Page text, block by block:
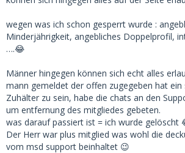
und hat danach bewiesen, dass sie zu
wurde?
wegen was ich schon gesperrt wurde :
Minderjährigkeit, angebliches Doppelprofil,
….😂
Männer hingegen können sich echt alles
mann gemeldet der offen zugegeben hat
Zuhälter zu sein, habe die chats an den
um entfernung des mitgliedes gebeten.
was darauf passiert ist = ich wurde gelöscht
Der Herr war plus mitglied was wohl die
vom msd support beinhaltet 😉